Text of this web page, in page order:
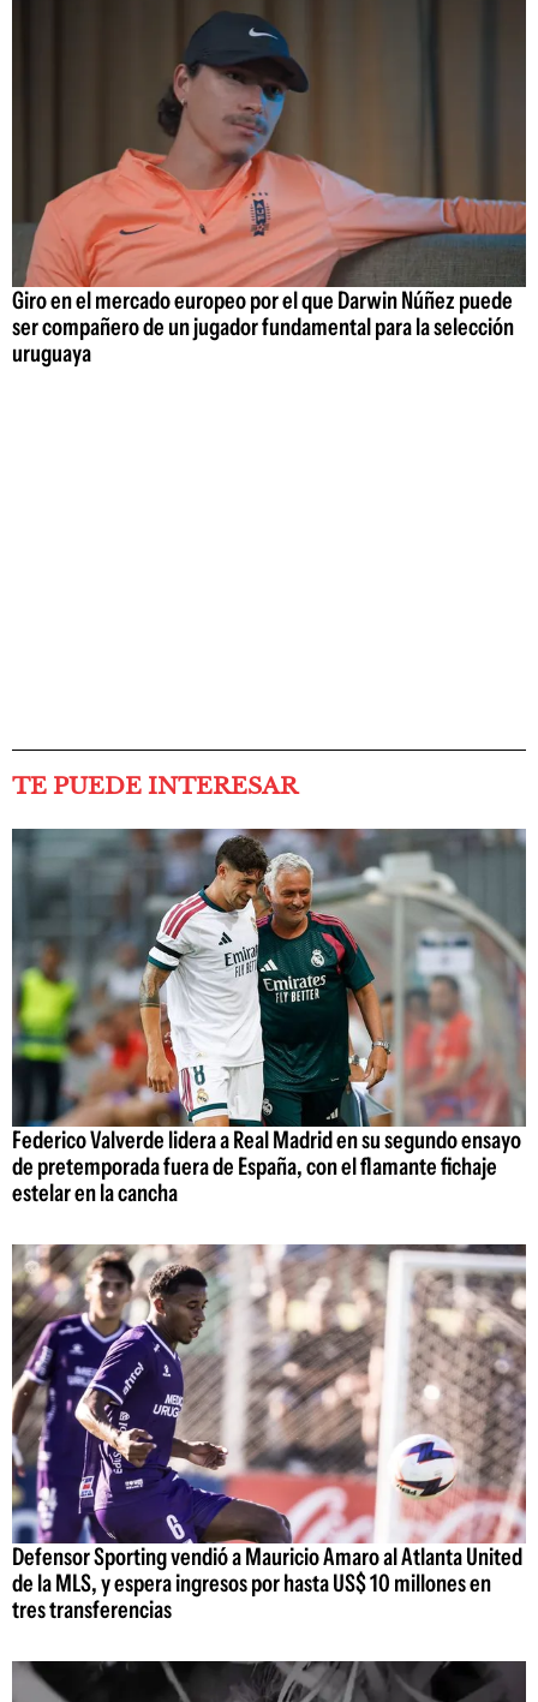
Giro en el mercado europeo por el que Darwin Núñez puede
ser compañero de un jugador fundamental para la selección
uruguaya
TE PUEDE INTERESAR
Federico Valverde lidera a Real Madrid en su segundo ensayo
de pretemporada fuera de España, con el flamante fichaje
estelar en la cancha
Defensor Sporting vendió a Mauricio Amaro al Atlanta United
de la MLS, y espera ingresos por hasta US$ 10 millones en
tres transferencias